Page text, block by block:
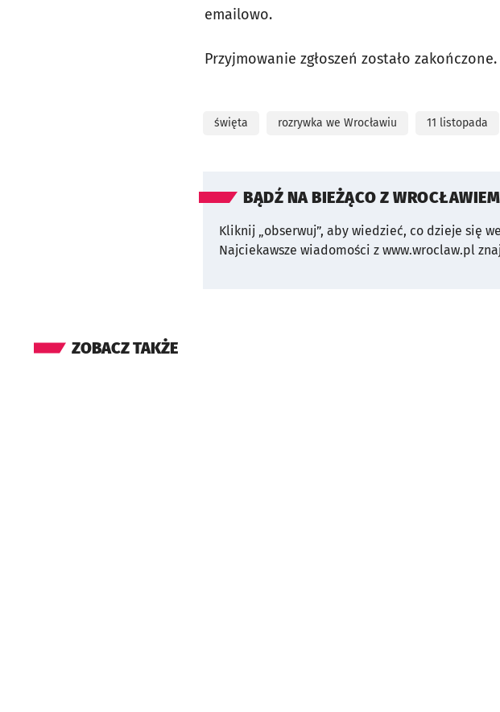
emailowo.
Przyjmowanie zgłoszeń zostało zakończone.
święta rozrywka we Wrocławiu 11 listopada
BĄDŹ NA BIEŻĄCO Z
Kliknij „obserwuj”, aby wiedzieć, co dzieje się
Najciekawsze wiadomości z www.wroclaw.pl
ZOBACZ TAKŻE